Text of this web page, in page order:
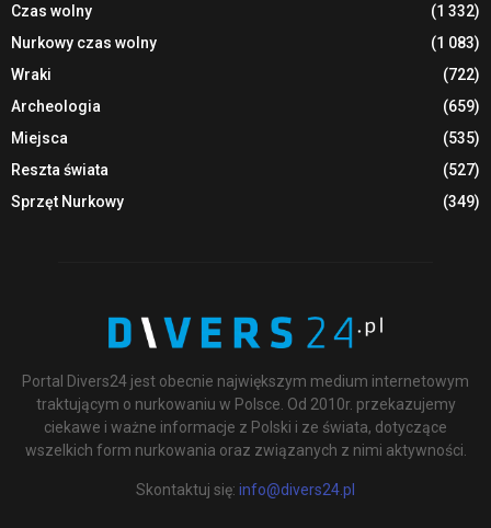
Czas wolny
(1 332)
Nurkowy czas wolny
(1 083)
Wraki
(722)
Archeologia
(659)
Miejsca
(535)
Reszta świata
(527)
Sprzęt Nurkowy
(349)
Portal Divers24 jest obecnie największym medium internetowym
traktującym o nurkowaniu w Polsce. Od 2010r. przekazujemy
ciekawe i ważne informacje z Polski i ze świata, dotyczące
wszelkich form nurkowania oraz związanych z nimi aktywności.
Skontaktuj się: info@divers24.pl